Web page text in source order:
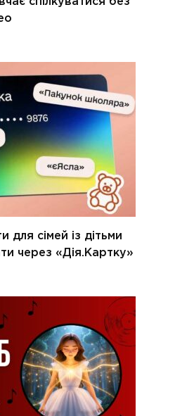
для сімей із дітьми
через «Дія.Картку»